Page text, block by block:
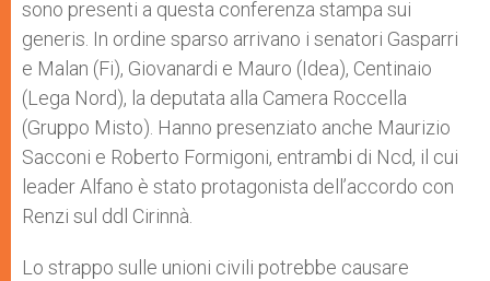
sono presenti a questa conferenza stampa sui
generis. In ordine sparso arrivano i senatori Gasparri
e Malan (Fi), Giovanardi e Mauro (Idea), Centinaio
(Lega Nord), la deputata alla Camera Roccella
(Gruppo Misto). Hanno presenziato anche Maurizio
Sacconi e Roberto Formigoni, entrambi di Ncd, il cui
leader Alfano è stato protagonista dell’accordo con
Renzi sul ddl Cirinnà.
Lo strappo sulle unioni civili potrebbe causare